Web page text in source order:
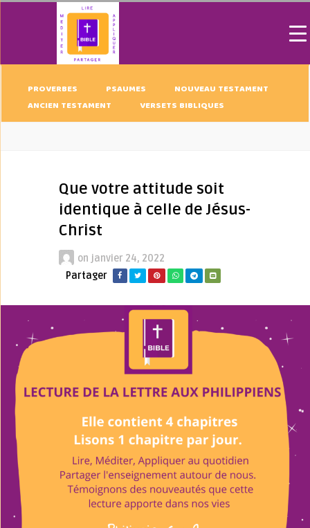
PROVERBES PSAUMES
NOUVEAU TESTAMENT
ANCIEN TESTAMENT
VERSETS BIBLIQUES
Que votre attitude soit
identique à celle de Jésus-
Christ
on janvier 24, 2022
Partager